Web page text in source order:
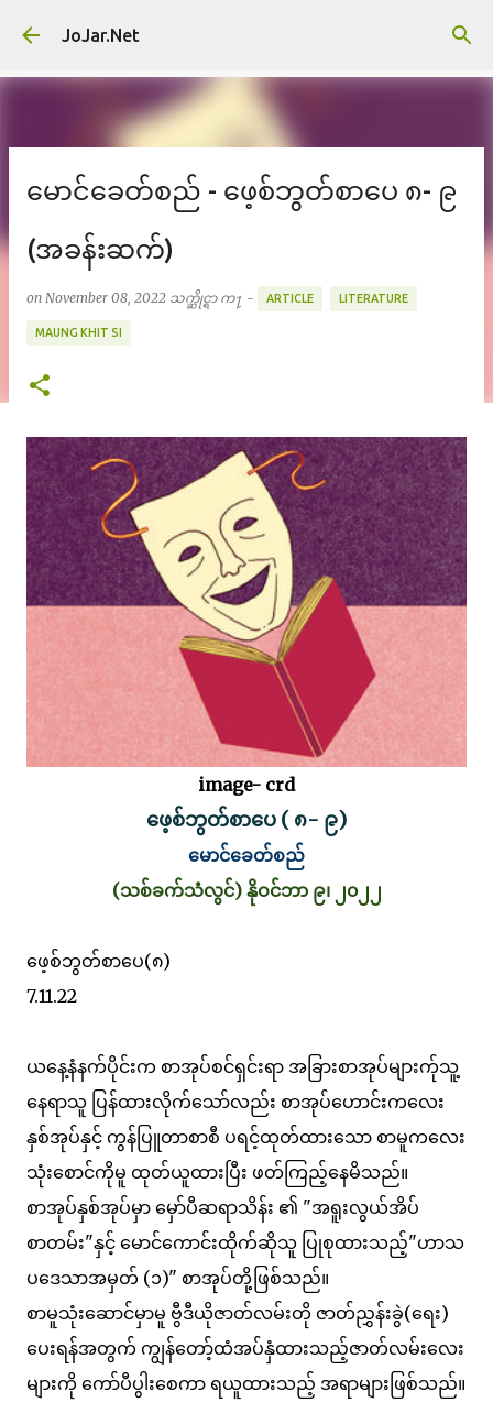
JoJar.Net
မောင်ခေတ်စည် - ဖေ့စ်ဘွတ်စာပေ ၈- ၉
(အခန်းဆက်)
on November 08, 2022 သက္ဆိုင္ရာ က႑ - ARTICLE LITERATURE
MAUNG KHIT SI
image- crd
ဖေ့စ်ဘွတ်စာပေ ( ၈- ၉)
မောင်ခေတ်စည်
(သစ်ခက်သံလွင်) နိုဝင်ဘာ ၉၊ ၂၀၂၂
ဖေ့စ်ဘွတ်စာပေ(၈)
7.11.22
ယနေ့နံနက်ပိုင်းက စာအုပ်စင်ရှင်းရာ အခြားစာအုပ်များက်ုသူ့
နေရာသူ ပြန်ထားလိုက်သော်လည်း စာအုပ်ဟောင်းကလေး
နှစ်အုပ်နှင့် ကွန်ပြူတာစာစီ ပရင့်ထုတ်ထားသော စာမူကလေး
သုံးစောင်ကိုမူ ထုတ်ယူထားပြီး ဖတ်ကြည့်နေမိသည်။
စာအုပ်နှစ်အုပ်မှာ မှော်ပီဆရာသိန်း ​၏ "အရူးလွယ်အိပ်
စာတမ်း"နှင့် မောင်ကောင်းထိုက်ဆိုသူ ပြုစုထားသည့်"ဟာသ
ပဒေသာအမှတ် (၁)" စာအုပ်တို့ဖြစ်သည်။
စာမူသုံးဆောင်မှာမူ ဗွီဒီယိုဇာတ်လမ်းတို ဇာတ်ညွှန်းခွဲ(ရေး)
ပေးရန်အတွက် ကျွန်တော့်ထံအပ်နှံထားသည့်ဇာတ်လမ်းလေး
များကို ကော်ပီပွါးစေကာ ရယူထားသည့် အရာများဖြစ်သည်။